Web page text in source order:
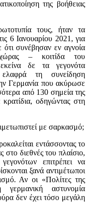
της βοήθειας
τους, ήταν τα
6 Ιανουαρίου 2021, για
ότι συνέβησαν εν αγνοία
– κοιτίδα του
δε τα γεγονότα
τη συνείδηση
Γερμανία που ακύρωσε
από 130 σημεία της
οδηγώντας στη
με σαρκασμό;
εντάσσοντας το
στο διεθνές του πλαίσιο,
επιτρέπει να
ξανά αντιμέτωποι
Αν οι «Πολίτες της
αστυνομία
δεν έχει τόσο μεγάλη